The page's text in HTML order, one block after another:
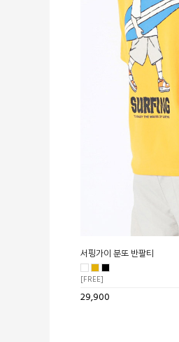
서핑가이 분또 반팔티
[FREE]
29,900